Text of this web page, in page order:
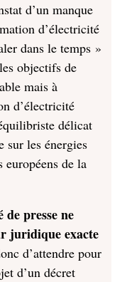
d’un manque
d’électricité
dans le temps »
objectifs de
mais à
d’électricité
délicat
sur les énergies
européens de la
presse ne
juridique exacte
d’attendre pour
d’un décret